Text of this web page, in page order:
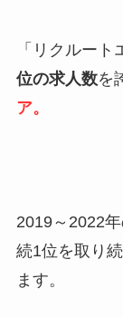
「リクルー
位の求人数を
ア。
2019～2022
続1位を取り
ます。